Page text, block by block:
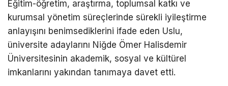
Eğitim-öğretim, araştırma, toplumsal katkı ve
kurumsal yönetim süreçlerinde sürekli iyileştirme
anlayışını benimsediklerini ifade eden Uslu,
üniversite adaylarını Niğde Ömer Halisdemir
Üniversitesinin akademik, sosyal ve kültürel
imkanlarını yakından tanımaya davet etti.